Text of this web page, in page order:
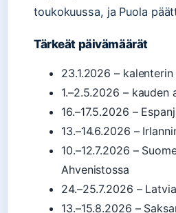
toukokuussa, ja Puola
Tärkeät päivämäärät
23.1.2026 –
1.–2.5.2026 – kauden
16.–17.5.2026 –
13.–14.6.2026 –
10.–12.7.2026 –
Ahvenistossa
24.–25.7.2026 –
13.–15.8.2026 –